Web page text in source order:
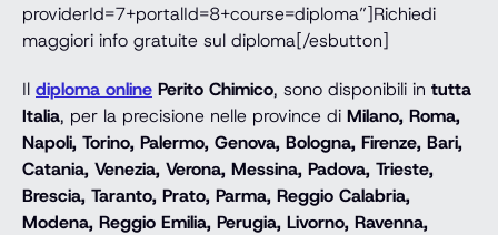
providerId=7+portalId=8+course=diploma”]Richiedi
maggiori info gratuite sul diploma[/esbutton]
Il diploma online Perito Chimico, sono disponibili in tutta
Italia, per la precisione nelle province di Milano, Roma,
Napoli, Torino, Palermo, Genova, Bologna, Firenze, Bari,
Catania, Venezia, Verona, Messina, Padova, Trieste,
Brescia, Taranto, Prato, Parma, Reggio Calabria,
Modena, Reggio Emilia, Perugia, Livorno, Ravenna,